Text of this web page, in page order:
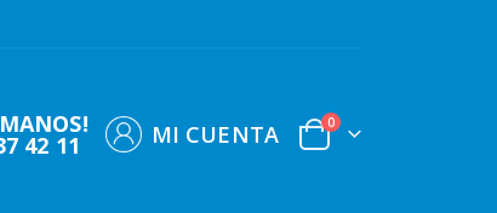
42 11 MI CUENTA 0